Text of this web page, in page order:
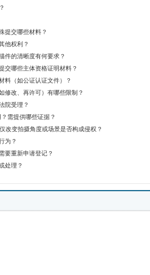
提交哪些材料？
他权利？
件的清晰度有何要求？
交哪些主体资格证明材料？
料（如公证认证文件）？
修改、再许可）有哪些限制？
院受理？
需提供哪些证据？
改变拍摄角度或场景是否构成侵权？
为？
要重新申请登记？
处理？